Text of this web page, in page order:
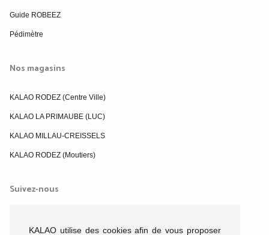
KALAO utilise des cookies afin de vous proposer
Guide ROBEEZ
Pédimètre
Nos magasins
KALAO RODEZ (Centre Ville)
KALAO LA PRIMAUBE (LUC)
KALAO MILLAU-CREISSELS
KALAO RODEZ (Moutiers)
Suivez-nous